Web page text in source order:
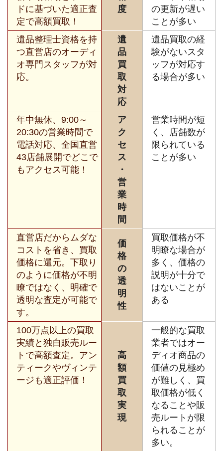
ドに基づいた適正査
定で高額買取！
度
の更新が遅い
ことが多い
遺品整理士資格を持
つ直営店のオーディ
オ専門スタッフが対
応。
遺
品
買
取
対
応
遺品買取の経
験がないスタ
ッフが対応す
る場合が多い
年中無休、9:00～
20:30の営業時間で
電話対応、全国直営
43店舗展開でどこで
もアクセス可能！
ア
ク
セ
ス
・
営
業
時
間
営業時間が短
く、店舗数が
限られている
ことが多い
直営店だからムダな
コストを省き、買取
価格に還元。下取り
のように価格が不明
瞭ではなく、明確で
透明な査定が可能で
す。
価
格
の
透
明
性
買取価格が不
明瞭な場合が
多く、価格の
説明が十分で
はないことが
ある
100万点以上の買取
実績と独自販売ルー
トで高額査定。アン
ティークやヴィンテ
ージも適正評価！
高
額
買
取
実
現
一般的な買取
業者ではオー
ディオ商品の
価値の見極め
が難しく、買
取価格が低く
なることや販
売ルートが限
られることが
多い。